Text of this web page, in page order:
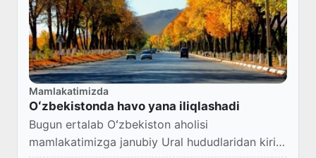
Mamlakatimizda
Oʻzbekistonda havo yana iliqlashadi
Bugun ertalab Oʻzbekiston aholisi
mamlakatimizga janubiy Ural hududlaridan kirib